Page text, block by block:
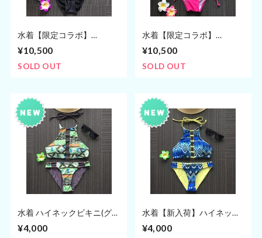
水着【限定コラボ】
ニ(7〜9号)
¥10,500
SOLD OUT
水着【限定コラボ】
ニ(7〜9号)
¥10,500
SOLD OUT
水着 ハイネックビキニ(グリ
¥4,000
水着【新入荷】ハイネック
ビキニ
¥4,000